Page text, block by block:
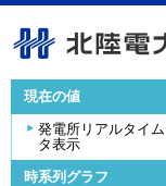
現在の値
発電所リアルタイ
タ表示
時系列グラフ